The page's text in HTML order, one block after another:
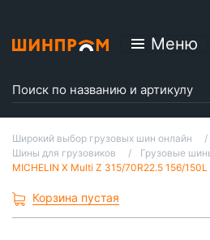
Меню
Широкий выбор грузовых шин онлайн
Шины для грузовиков
Грузовые
MICHELIN X Multi Z 315/70R22.5 156/150L
Корзина пустая